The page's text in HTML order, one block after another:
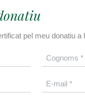
pel meu donatiu